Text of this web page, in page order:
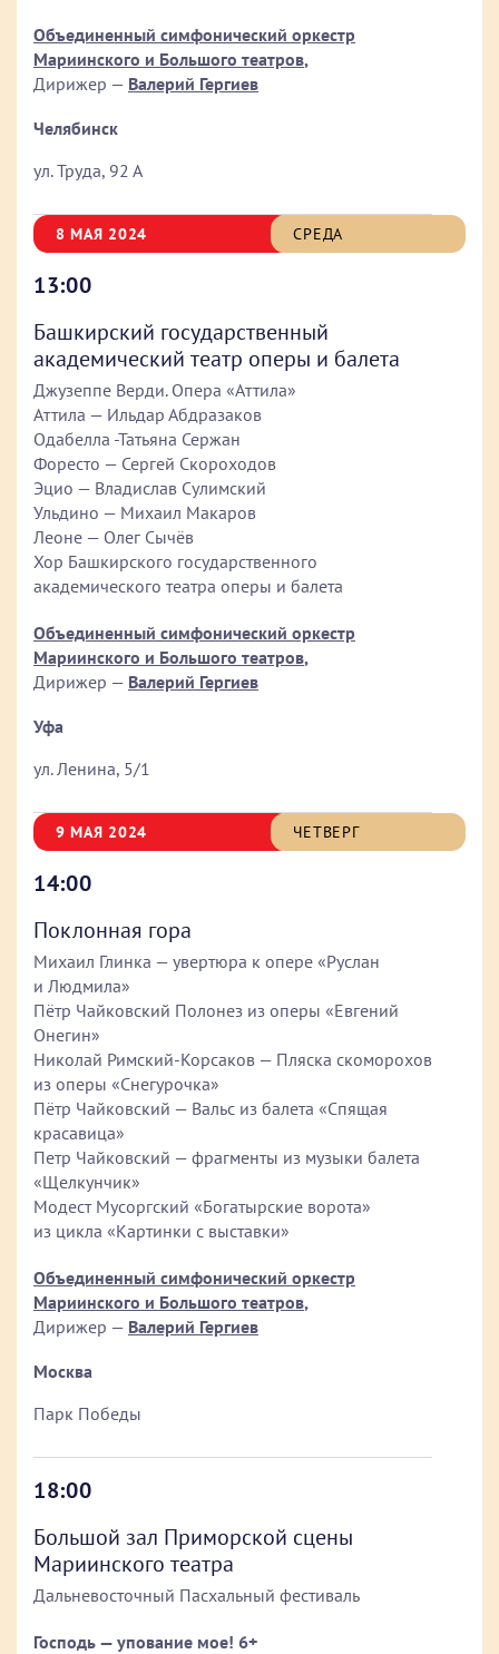
Объединенный симфонический оркестр
Мариинского и Большого театров,
Дирижер — Валерий Гергиев
Челябинск
ул. Труда, 92 А
8 МАЯ 2024 СРЕДА
13:00
Башкирский государственный
академический театр оперы и балета
Джузеппе Верди. Опера «Аттила»
Аттила — Ильдар Абдразаков
Одабелла -Татьяна Сержан
Форесто — Сергей Скороходов
Эцио — Владислав Сулимский
Ульдино — Михаил Макаров
Леоне — Олег Сычёв
Хор Башкирского государственного
академического театра оперы и балета
Объединенный симфонический оркестр
Мариинского и Большого театров,
Дирижер — Валерий Гергиев
Уфа
ул. Ленина, 5/1
9 МАЯ 2024 ЧЕТВЕРГ
14:00
Поклонная гора
Михаил Глинка — увертюра к опере «Руслан
и Людмила»
Пётр Чайковский Полонез из оперы «Евгений
Онегин»
Николай Римский-Корсаков — Пляска скоморохов
из оперы «Снегурочка»
Пётр Чайковский — Вальс из балета «Спящая
красавица»
Петр Чайковский — фрагменты из музыки балета
«Щелкунчик»
Модест Мусоргский «Богатырские ворота»
из цикла «Картинки с выставки»
Объединенный симфонический оркестр
Мариинского и Большого театров,
Дирижер — Валерий Гергиев
Москва
Парк Победы
18:00
Большой зал Приморской сцены
Мариинского театра
Дальневосточный Пасхальный фестиваль
Господь — упование мое! 6+